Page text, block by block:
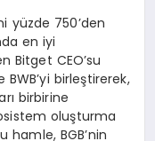
yüzde 750’den
en iyi
Bitget CEO’su
birleştirerek,
birbirine
oluşturma
hamle, BGB’nin